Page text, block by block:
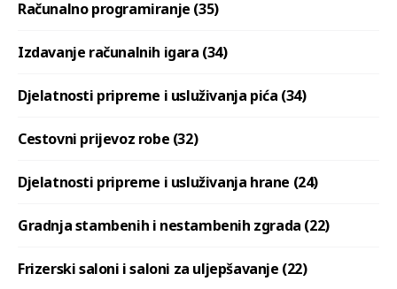
Računalno programiranje (35)
Izdavanje računalnih igara (34)
Djelatnosti pripreme i usluživanja pića (34)
Cestovni prijevoz robe (32)
Djelatnosti pripreme i usluživanja hrane (24)
Gradnja stambenih i nestambenih zgrada (22)
Frizerski saloni i saloni za uljepšavanje (22)